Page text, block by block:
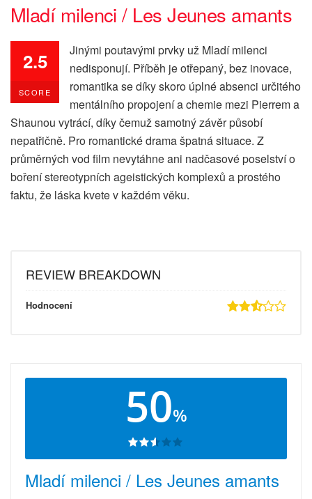
Mladí milenci / Les Jeunes amants
2.5
SCORE
Jinými poutavými prvky už Mladí milenci
nedisponují. Příběh je otřepaný, bez inovace,
romantika se díky skoro úplné absenci určitého
mentálního propojení a chemie mezi Pierrem a
Shaunou vytrácí, díky čemuž samotný závěr působí
nepatřičně. Pro romantické drama špatná situace. Z
průměrných vod film nevytáhne ani nadčasové poselství o
boření stereotypních ageistických komplexů a prostého
faktu, že láska kvete v každém věku.
REVIEW BREAKDOWN
Hodnocení
50%
Mladí milenci / Les Jeunes amants